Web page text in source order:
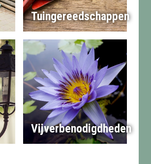
Tuingereedschappen
Vijverbenodigdheden